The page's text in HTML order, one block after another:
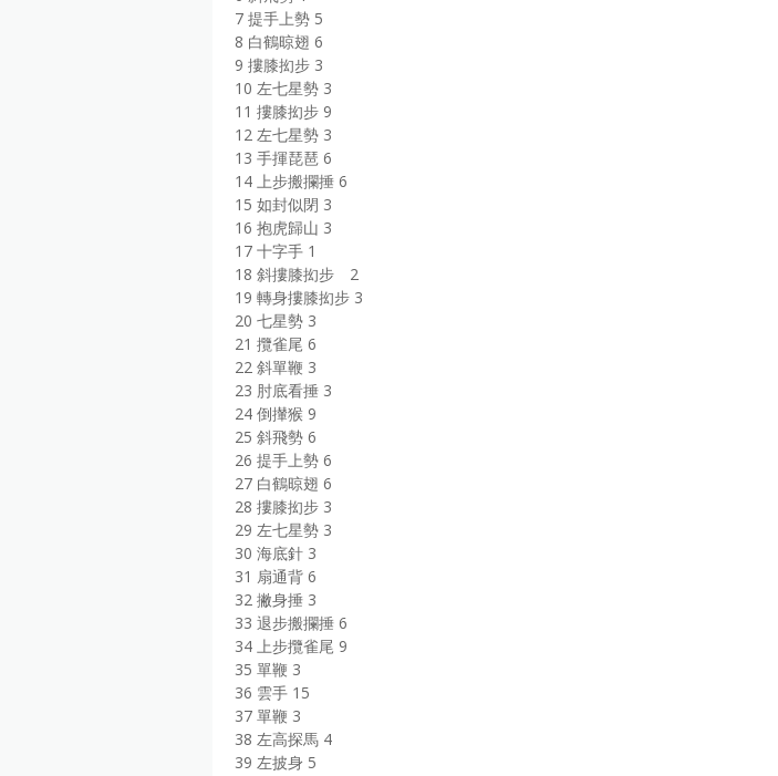
7 提手上勢 5
8 白鶴晾翅 6
9 摟膝抝步 3
10 左七星勢 3
11 摟膝抝步 9
12 左七星勢 3
13 手揮琵琶 6
14 上步搬攔捶 6
15 如封似閉 3
16 抱虎歸山 3
17 十字手 1
18 斜摟膝抝步 2
19 轉身摟膝抝步 3
20 七星勢 3
21 攬雀尾 6
22 斜單鞭 3
23 肘底看捶 3
24 倒攆猴 9
25 斜飛勢 6
26 提手上勢 6
27 白鶴晾翅 6
28 摟膝抝步 3
29 左七星勢 3
30 海底針 3
31 扇通背 6
32 撇身捶 3
33 退步搬攔捶 6
34 上步攬雀尾 9
35 單鞭 3
36 雲手 15
37 單鞭 3
38 左高探馬 4
39 左披身 5